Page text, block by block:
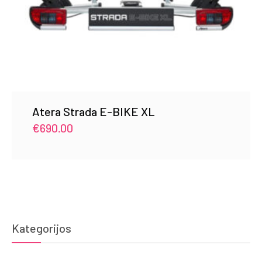
Atera Strada E-BIKE XL
€690.00
Kategorijos